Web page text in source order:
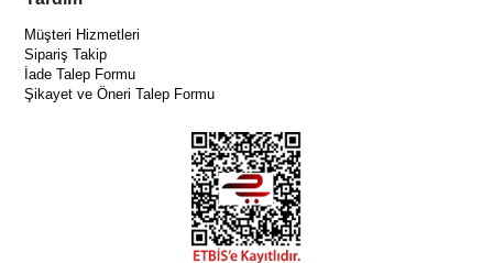
Müşteri Hizmetleri
Sipariş Takip
İade Talep Formu
Şikayet ve Öneri Talep Formu